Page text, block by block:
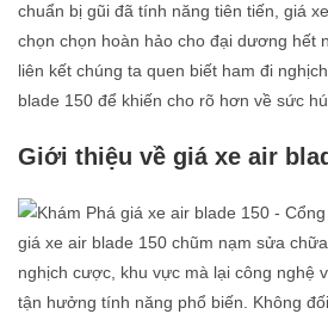
chuẩn bị gũi đã tính năng tiên tiến, giá
chọn chọn hoàn hảo cho đại dương
liên kết chúng ta quen biết ham đi
blade 150 để khiến cho rõ hơn về sức
Giới thiệu về giá xe air
giá xe air blade 150 chũm nạm sửa
nghịch cược, khu vực mà lại công nghệ
tận hưởng tính năng phổ biến. Không